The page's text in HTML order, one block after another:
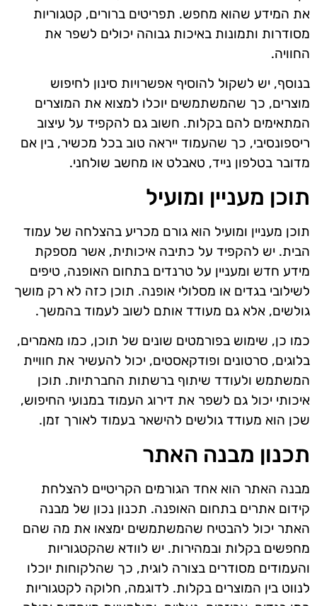
את המידע שהוא מחפש. תפריטים ברורים, קטגוריות
מסודרות ותמונות באיכות גבוהה יכולים לשפר את
החוויה.
בנוסף, יש לשקול להוסיף אפשרויות סינון לחיפוש
מוצרים, כך שהמשתמשים יוכלו למצוא את המוצרים
המתאימים להם בקלות. חשוב גם להקפיד על עיצוב
ריספונסיבי, כך שהעמוד ייראה טוב בכל מכשיר, בין אם
מדובר בטלפון נייד, טאבלט או מחשב שולחני.
תוכן מעניין ומועיל
תוכן מעניין ומועיל הוא גורם מכריע בהצלחה של עמוד
הבית. יש להקפיד על כתיבה איכותית, אשר מספקת
מידע חדש ומעניין על טרנדים בתחום האופנה, טיפים
לשילובי בגדים או מסלולי אופנה. תוכן כזה לא רק מושך
גולשים, אלא גם מעודד אותם לשוב לעמוד בהמשך.
כמו כן, שימוש בפורמטים שונים של תוכן, כמו מאמרים,
בלוגים, סרטונים ופודקאסטים, יכול להעשיר את חוויית
המשתמש ולעודד שיתוף ברשתות החברתיות. תוכן
איכותי יכול גם לשפר את דירוג העמוד במנועי החיפוש,
שכן הוא מעודד גולשים להישאר בעמוד לאורך זמן.
תכנון מבנה האתר
מבנה האתר הוא אחד הגורמים הקריטיים להצלחת
קידום אתרים בתחום האופנה. תכנון נכון של מבנה
האתר יכול להבטיח שהמשתמשים ימצאו את מה שהם
מחפשים בקלות ובמהירות. יש לוודא שהקטגוריות
והעמודים מסודרים בצורה לוגית, כך שהלקוחות יוכלו
לנווט בין המוצרים בקלות. לדוגמה, חלוקה לקטגוריות